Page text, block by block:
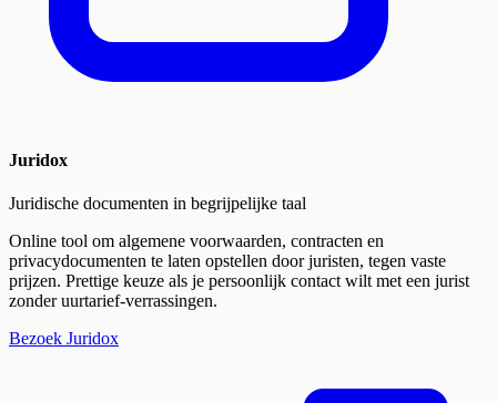
Juridox
Juridische documenten in begrijpelijke taal
Online tool om algemene voorwaarden, contracten en
privacydocumenten te laten opstellen door juristen, tegen vaste
prijzen. Prettige keuze als je persoonlijk contact wilt met een jurist
zonder uurtarief-verrassingen.
Bezoek Juridox